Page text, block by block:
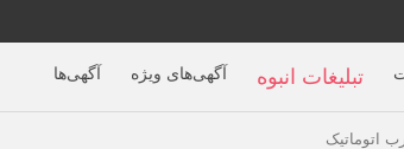
تبلیغات انبوه آگهی‌های ویژه آگهی‌ها
اتوماتیک